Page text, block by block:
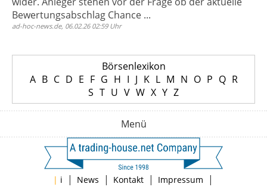
Bewertungsabschlag Chance ...
ad-hoc-news.de, 06.02.26 02:59 Uhr
Börsenlexikon
A B C D E F G H I J K L M N O P Q R
S T U V W X Y Z
Menü
| i | News | Kontakt | Impressum
|